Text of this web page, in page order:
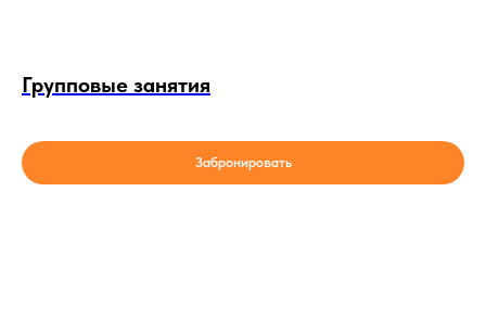
Групповые занятия
Забронировать